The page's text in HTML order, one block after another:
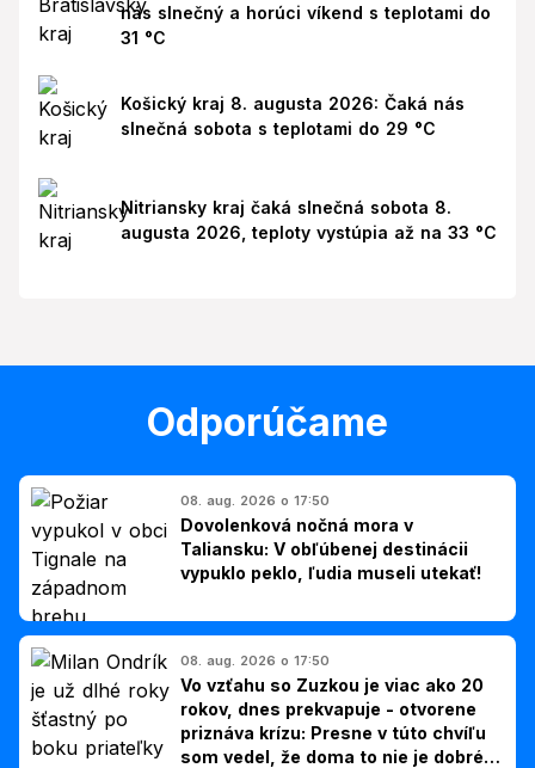
nás slnečný a horúci víkend s teplotami do
31 °C
Košický kraj 8. augusta 2026: Čaká nás
slnečná sobota s teplotami do 29 °C
Nitriansky kraj čaká slnečná sobota 8.
augusta 2026, teploty vystúpia až na 33 °C
Odporúčame
08. aug. 2026 o 17:50
Dovolenková nočná mora v
Taliansku: V obľúbenej destinácii
vypuklo peklo, ľudia museli utekať!
08. aug. 2026 o 17:50
Vo vzťahu so Zuzkou je viac ako 20
rokov, dnes prekvapuje - otvorene
priznáva krízu: Presne v túto chvíľu
som vedel, že doma to nie je dobré,